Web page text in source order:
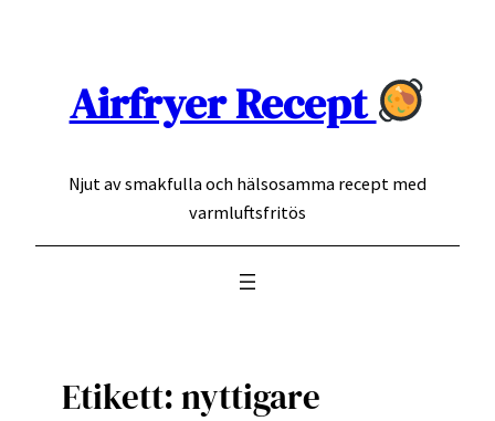
Airfryer Recept
Njut av smakfulla och hälsosamma recept med
varmluftsfritös
Etikett:nyttigare